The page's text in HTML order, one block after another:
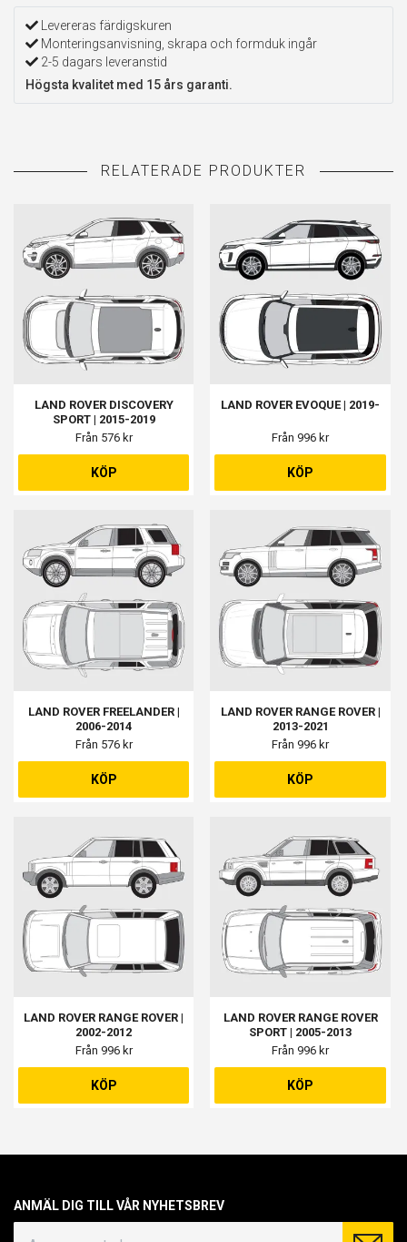
Levereras färdigskuren
Monteringsanvisning, skrapa och formduk ingår
2-5 dagars leveranstid
Högsta kvalitet med 15 års garanti.
LAND ROVER DISCOVERY
SPORT | 2015-2019
Från 576 kr
KÖP
LAND ROVER EVOQUE | 2019-
Från 996 kr
KÖP
LAND ROVER FREELANDER |
2006-2014
Från 576 kr
KÖP
LAND ROVER RANGE ROVER |
2013-2021
Från 996 kr
KÖP
LAND ROVER RANGE ROVER |
2002-2012
Från 996 kr
KÖP
LAND ROVER RANGE ROVER
SPORT | 2005-2013
Från 996 kr
KÖP
ANMÄL DIG TILL VÅR NYHETSBREV